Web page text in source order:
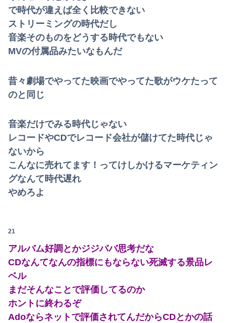
で時代が違えば全く比較できない
ストリーミングの時代だし
音楽そのものをどうする時代でもない
MVの付属品みたいなもんだ
昔々劇場でやってた映画でやってた歌がウケたって
のと同じ
音楽だけでみる時代じゃない
レコードやCDでレコード会社が儲けてた時代じゃ
ないから
こんなに売れてます！ってけしかけるマーケティン
グなんて時代遅れ
やめろよ
21
アルバム好調とかジジババ思考だな
CDなんてなんの指標にもならない死滅する景品レ
ベル
まだそんなことで評価してるのか
ホントに終わるぞ
Adoならネットで評価されてんだからCDとかの話